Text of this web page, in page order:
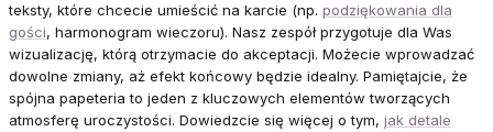
teksty, które chcecie umieścić na karcie (np. podziękowania dla
gości, harmonogram wieczoru). Nasz zespół przygotuje dla Was
wizualizację, którą otrzymacie do akceptacji. Możecie wprowadzać
dowolne zmiany, aż efekt końcowy będzie idealny. Pamiętajcie, że
spójna papeteria to jeden z kluczowych elementów tworzących
atmosferę uroczystości. Dowiedzcie się więcej o tym, jak detale